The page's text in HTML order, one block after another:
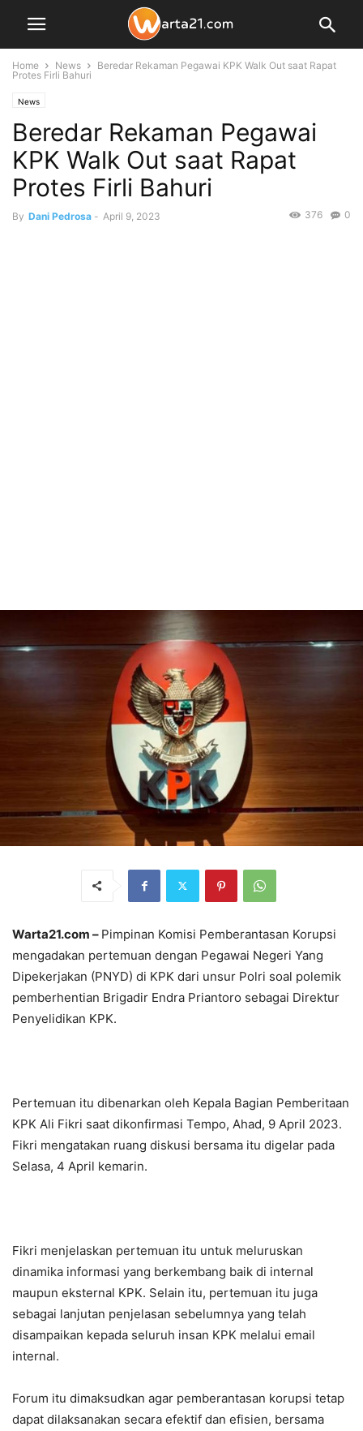
Home News
Beredar Rekaman Pegawai KPK Walk Out saat Rapat
Protes Firli Bahuri
News
Beredar Rekaman Pegawai
KPK Walk Out saat Rapat
Protes Firli Bahuri
By Dani Pedrosa - April 9, 2023 0
376
Warta21.com – Pimpinan Komisi Pemberantasan Korupsi
mengadakan pertemuan dengan Pegawai Negeri Yang
Dipekerjakan (PNYD) di KPK dari unsur Polri soal polemik
pemberhentian Brigadir Endra Priantoro sebagai Direktur
Penyelidikan KPK.
Pertemuan itu dibenarkan oleh Kepala Bagian Pemberitaan
KPK Ali Fikri saat dikonfirmasi Tempo, Ahad, 9 April 2023.
Fikri mengatakan ruang diskusi bersama itu digelar pada
Selasa, 4 April kemarin.
Fikri menjelaskan pertemuan itu untuk meluruskan
dinamika informasi yang berkembang baik di internal
maupun eksternal KPK. Selain itu, pertemuan itu juga
sebagai lanjutan penjelasan sebelumnya yang telah
disampaikan kepada seluruh insan KPK melalui email
internal.
Forum itu dimaksudkan agar pemberantasan korupsi tetap
dapat dilaksanakan secara efektif dan efisien, bersama